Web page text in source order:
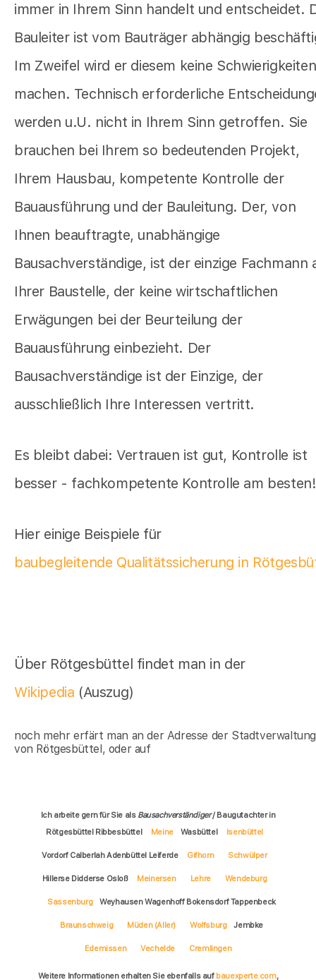
immer in Ihrem Sinn handelt und entscheidet.
Bauleiter ist vom Bauträger abhängig
Im Zweifel wird er diesem keine Schwierigkeiten
machen. Technisch erforderliche
werden u.U. nicht in Ihrem Sinn getroffen. Sie
brauchen bei Ihrem so bedeutenden Projekt,
Ihrem Hausbau, kompetente Kontrolle der
Bauausführung und der Bauleitung. Der, von
Ihnen beauftragte, unabhängige
Bausachverständige, ist der einzige Fachmann
Ihrer Baustelle, der keine wirtschaftlichen
Erwägungen bei der Beurteilung der
Bauausführung einbezieht. Der
Bausachverständige ist der Einzige, der
ausschließlich Ihre Interessen vertritt.
Es bleibt dabei: Vertrauen ist gut, Kontrolle ist
besser - fachkompetente Kontrolle am besten!
Hier einige Beispiele für
baubegleitende Qualitätssicherung in
Über Rötgesbüttel findet man in der
Wikipedia (Auszug)
noch mehr erfärt man an der Adresse der Stadtverwaltung
von Rötgesbüttel, oder auf
Ich arbeite gern für Sie als Bausachverständiger/ Baugutachter in
Rötgesbüttel Ribbesbüttel
Meine Wasbüttel Isenbüttel
Vordorf Calberlah Adenbüttel Leiferde Gifhorn Schwülper
Hillerse Didderse Osloß Meinersen Lehre Wendeburg
Sassenburg Weyhausen Wagenhoff Bokensdorf Tappenbeck
Braunschweig Müden (Aller) Wolfsburg Jembke
Edemissen Vechelde Cremlingen
Weitere Informationen erhalten Sie ebenfalls auf bauexperte.com,